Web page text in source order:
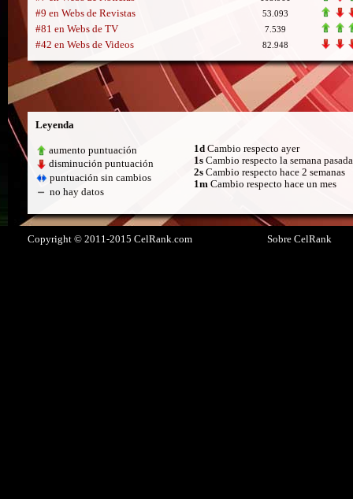
#9 en Webs de Revistas 53.093
#81 en Webs de TV 7.539
#42 en Webs de Videos 82.948
Leyenda
aumento puntuación
disminución puntuación
puntuación sin cambios
no hay datos
1d Cambio respecto ayer
1s Cambio respecto la semana pasada
2s Cambio respecto hace 2 semanas
1m Cambio respecto hace un mes
Copyright © 2011-2015 CelRank.com Sobre CelRank